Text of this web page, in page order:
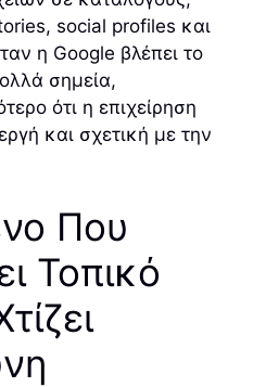
social profiles και
η Google βλέπει το
σημεία,
ότι η επιχείρηση
και σχετική με την
Που
Τοπικό